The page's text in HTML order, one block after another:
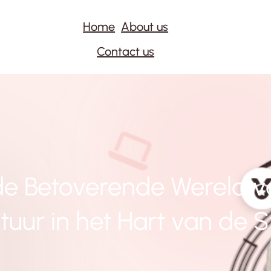
Home About us
Contact us
Betoverende Wereld
in het Hart van de